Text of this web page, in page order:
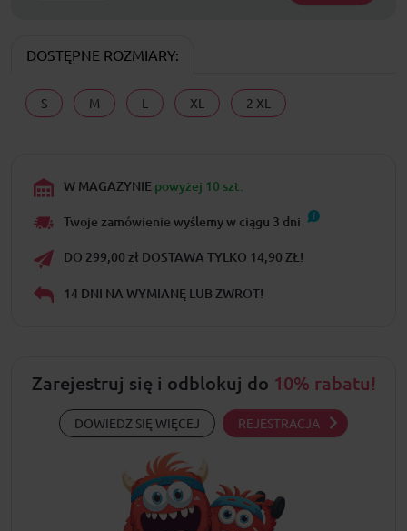
DOSTĘPNE ROZMIARY:
S M L XL 2 XL
W MAGAZYNIE powyżej 10 szt.
Twoje zamówienie wyślemy w ciągu 3 dni
DO 299,00 zł DOSTAWA TYLKO 14,90 ZŁ!
14 DNI NA WYMIANĘ LUB ZWROT!
Zarejestruj się i odblokuj do 10% rabatu!
DOWIEDZ SIĘ WIĘCEJ REJESTRACJA